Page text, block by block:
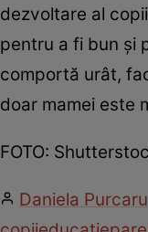
dezvoltare al
pentru a fi bun şi
comportă urât,
doar mamei este
FOTO:
Daniela Purcaru